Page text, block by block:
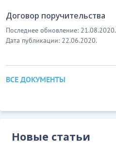
Договор поручительства
Последнее обновление: 21.08.2020.
Дата публикации: 22.06.2020.
ВСЕ ДОКУМЕНТЫ
Новые статьи